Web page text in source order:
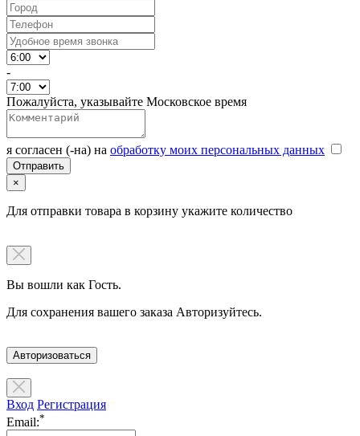
-
Пожалуйста, указывайте Московское время
я согласен (-на) на обработку моих персональных данных
×
Для отправки товара в корзину укажите количество
Вы вошли как Гость.
Для сохранения вашего заказа Авторизуйтесь.
Авторизоваться
Вход Регистрация
Email:*